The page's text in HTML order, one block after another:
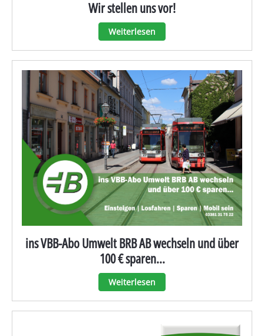
Wir stellen uns vor!
Weiterlesen
ins VBB-Abo Umwelt BRB AB wechseln und über
100 € sparen...
Weiterlesen